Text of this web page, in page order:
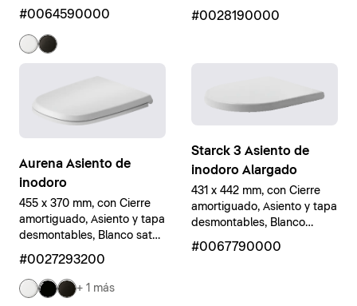
brillante
#0064590000
brillante
#0028190000
Aurena Asiento de
inodoro
455 x 370 mm, con Cierre
amortiguado, Asiento y tapa
desmontables, Blanco satén
#0027293200
+ 1 más
Starck 3 Asiento de
inodoro Alargado
431 x 442 mm, con Cierre
amortiguado, Asiento y tapa
desmontables, Blanco
brillante
#0067790000